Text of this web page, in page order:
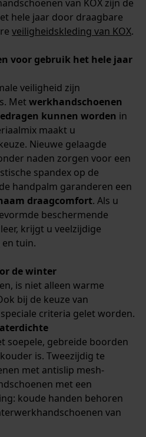
van KOX zijn de
hele jaar door draagbare
veiligheidskleding van KOX.
voor gebruik het hele jaar
veiligheid zijn
Met werkhandschoenen
kunnen worden in
maakt u
Nieuwe gelaagde
naden zorgen voor een
spandex op de
handpalm garanderen een
draagcomfort. Als u
beschermende
krijgt u veelzijdige
en tuin.
de winter
is niet alleen warme
bij de keuze van
criteria gelet worden.
soepele, gebreide boorden
is. Tweezijdig te
met antislip mesh-
met een
koude handen behoren
van
Global Site Tag
Advertising Universal